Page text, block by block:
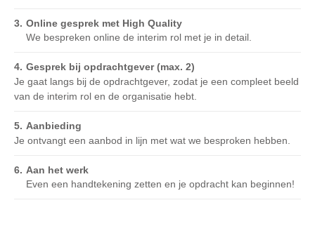
Online gesprek met High Quality
We bespreken online de interim rol met je in detail.
Gesprek bij opdrachtgever (max. 2)
Je gaat langs bij de opdrachtgever, zodat je een compleet beeld
van de interim rol en de organisatie hebt.
Aanbieding
Je ontvangt een aanbod in lijn met wat we besproken hebben.
Aan het werk
Even een handtekening zetten en je opdracht kan beginnen!